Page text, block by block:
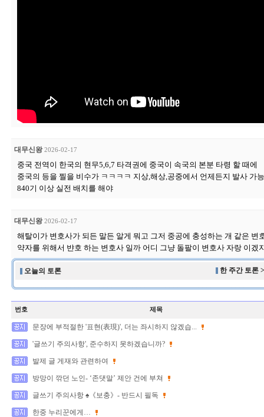
대무신왕 2026-02-17
중국 전역이 한국의 현무5,6,7 타격권에 중국이 속국의 본분 타령 할 때에
중국의 등을 찔을 비수가 ㅋㅋㅋㅋ 지상,해상,공중에서 언제든지 발사 가
840기 이상 실전 배치를 해야
대무신왕 2026-02-17
해탈이가 변호사가 되든 말든 알게 뭐고 그저 중공에 충성하는 개 같은 변
약자를 위해서 뱐호 하는 변호사 일까 어디 그냥 돌팔이 변호사 자랑 이겠
오늘의 토론 한 주간 토론
번호 제목
문장에 부적절한 '표현(表現)', 더는 좌시하지 않겠습...
'글쓰기 주의사항', 준수하지 못하겠습니까?
발제 글 게재와 관련하여
방망이 깎던 노인- ‘존댓말’ 제안 건에 부쳐
글쓰기 주의사항 ♠《보충》- 반드시 필독
한중 누리꾼에게…